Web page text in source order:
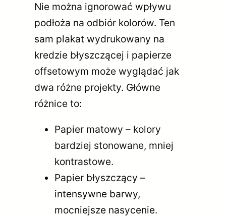
Nie można ignorować wpływu
podłoża na odbiór kolorów. Ten
sam plakat wydrukowany na
kredzie błyszczącej i papierze
offsetowym może wyglądać jak
dwa różne projekty. Główne
różnice to:
Papier matowy – kolory
bardziej stonowane, mniej
kontrastowe.
Papier błyszczący –
intensywne barwy,
mocniejsze nasycenie.